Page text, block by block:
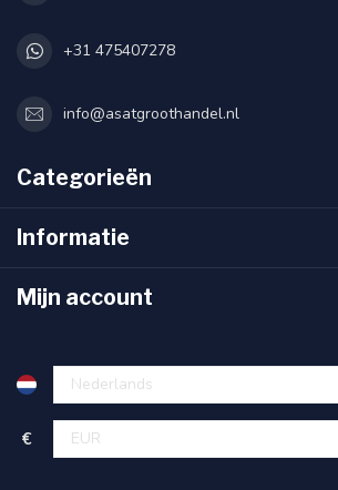
+31 475407278
info@asatgroothandel.nl
Categorieën
Informatie
Mijn account
€